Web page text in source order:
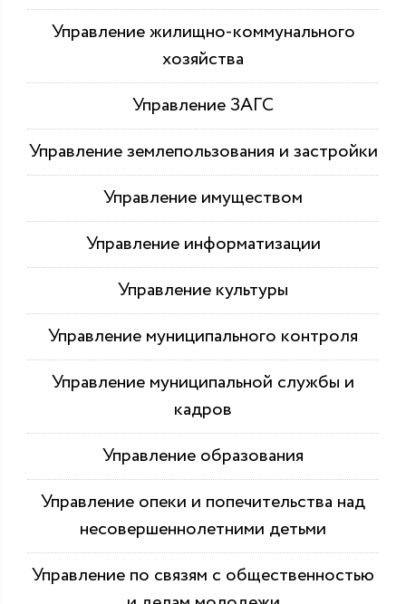
Управление жилищно-коммунального
хозяйства
Управление ЗАГС
Управление землепользования и застройки
Управление имуществом
Управление информатизации
Управление культуры
Управление муниципального контроля
Управление муниципальной службы и
кадров
Управление образования
Управление опеки и попечительства над
несовершеннолетними детьми
Управление по связям с общественностью